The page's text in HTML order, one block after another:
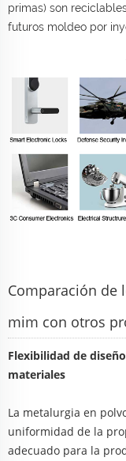
primas) son
futuros moldeo por
Comparación de
mim con otros
Flexibilidad de
materiales
La metalurgia en
uniformidad de la
adecuado para la